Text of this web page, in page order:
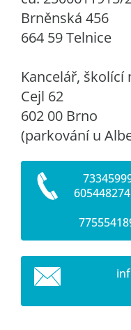
Brněnská 456
664 59 Telnice
Kancelář, školící
Cejl 62
602 00 Brno
(parkování u